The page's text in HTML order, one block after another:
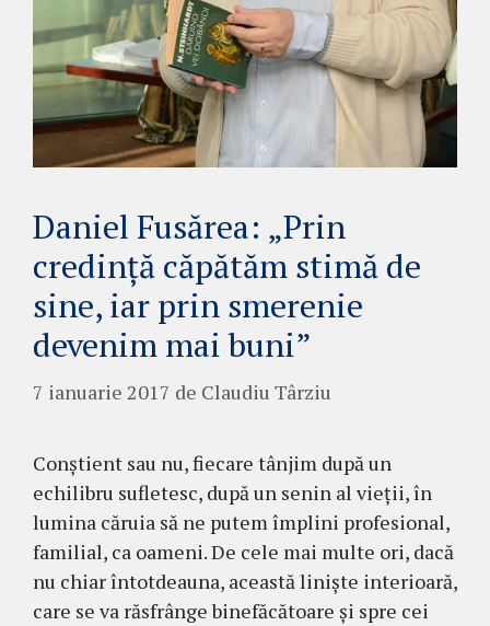
Daniel Fusărea: „Prin
credinţă căpătăm stimă de
sine, iar prin smerenie
devenim mai buni”
7 ianuarie 2017 de Claudiu Târziu
Conştient sau nu, fiecare tânjim după un
echilibru sufletesc, după un senin al vieţii, în
lumina căruia să ne putem împlini profesional,
familial, ca oameni. De cele mai multe ori, dacă
nu chiar întotdeauna, această linişte interioară,
care se va răsfrânge binefăcătoare şi spre cei